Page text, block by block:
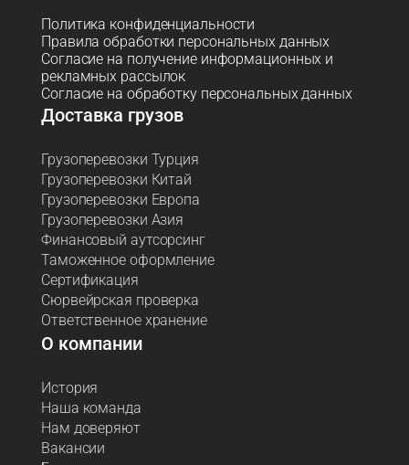
Политика конфиденциальности
Правила обработки персональных данных
Согласие на получение информационных и
рекламных рассылок
Согласие на обработку персональных данных
Доставка грузов
Грузоперевозки Турция
Грузоперевозки Китай
Грузоперевозки Европа
Грузоперевозки Азия
Финансовый аутсорсинг
Таможенное оформление
Сертификация
Сюрвейрская проверка
Ответственное хранение
О компании
История
Наша команда
Нам доверяют
Вакансии